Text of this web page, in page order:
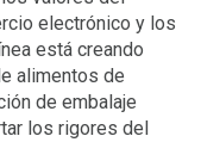
electrónico y los
está creando
alimentos de
de embalaje
los rigores del